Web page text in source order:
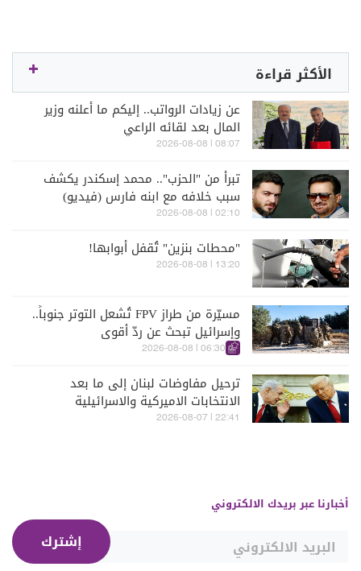
الأكثر قراءة
عن زيادات الرواتب.. إليكم ما أعلنه وزير
المال بعد لقائه الراعي
08:07 | 2026-08-08
تبرأ من "الحزب".. محمد إسكندر يكشف
سبب خلافه مع ابنه فارس (فيديو)
02:10 | 2026-08-08
"محطات بنزين" تُقفل أبوابها!
13:20 | 2026-08-08
مسيّرة من طراز FPV تُشعل التوتر جنوباً..
وإسرائيل تبحث عن ردّ أقوى
06:30 | 2026-08-08
ترحيل مفاوضات لبنان إلى ما بعد
الانتخابات الاميركية والاسرائيلية
22:41 | 2026-08-07
أخبارنا عبر بريدك الالكتروني
إشترك